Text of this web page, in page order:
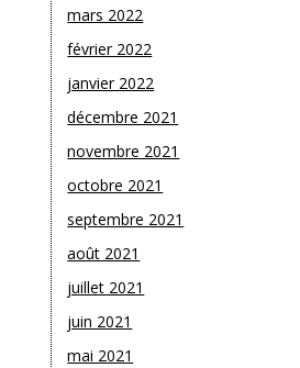
mars 2022
février 2022
janvier 2022
décembre 2021
novembre 2021
octobre 2021
septembre 2021
août 2021
juillet 2021
juin 2021
mai 2021